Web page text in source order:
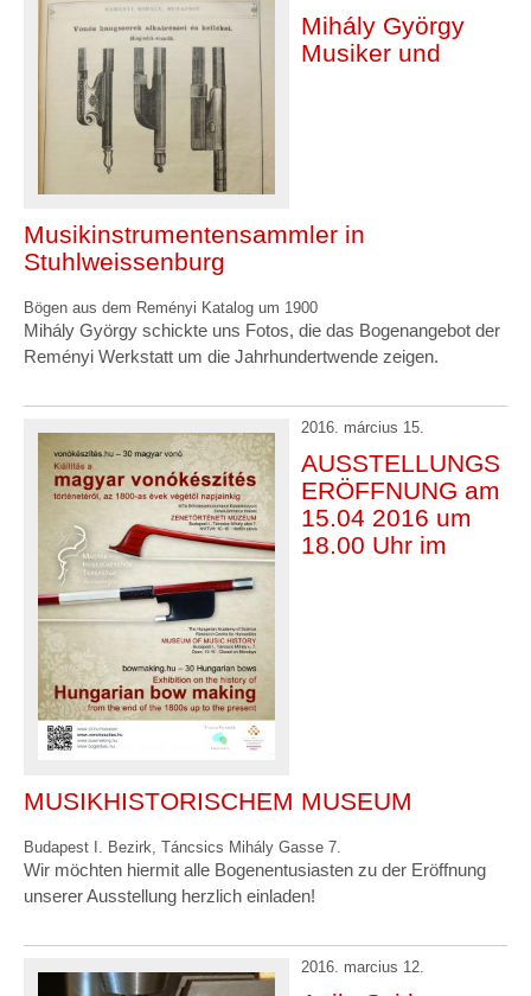
Mihály György
Musiker und
Musikinstrumentensammler in
Stuhlweissenburg
Bögen aus dem Reményi Katalog um 1900
Mihály György schickte uns Fotos, die das Bogenangebot der
Reményi Werkstatt um die Jahrhundertwende zeigen.
2016. március 15.
AUSSTELLUNGS
ERÖFFNUNG am
15.04 2016 um
18.00 Uhr im
MUSIKHISTORISCHEM MUSEUM
Budapest I. Bezirk, Táncsics Mihály Gasse 7.
Wir möchten hiermit alle Bogenentusiasten zu der Eröffnung
unserer Ausstellung herzlich einladen!
2016. marcius 12.